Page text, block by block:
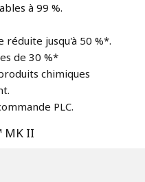
à 99 %.
réduite jusqu'à 50 %*.
de 30 %*
chimiques
PLC.
MK II